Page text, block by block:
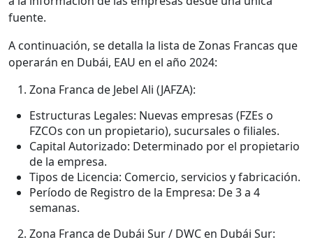
fuente.
A continuación, se detalla la lista de Zonas Francas que
operarán en Dubái, EAU en el año 2024:
Zona Franca de Jebel Ali (JAFZA):
Estructuras Legales: Nuevas empresas (FZEs o
FZCOs con un propietario), sucursales o filiales.
Capital Autorizado: Determinado por el propietario
de la empresa.
Tipos de Licencia: Comercio, servicios y fabricación.
Período de Registro de la Empresa: De 3 a 4
semanas.
Zona Franca de Dubái Sur / DWC en Dubái Sur: